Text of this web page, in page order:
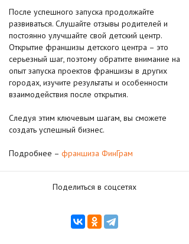
После успешного запуска продолжайте
развиваться. Слушайте отзывы родителей и
постоянно улучшайте свой детский центр.
Открытие франшизы детского центра – это
серьезный шаг, поэтому обратите внимание на
опыт запуска проектов франшизы в других
городах, изучите результаты и особенности
взаимодействия после открытия.
Следуя этим ключевым шагам, вы сможете
создать успешный бизнес.
Подробнее – франшиза ФинГрам
Поделиться в соцсетях